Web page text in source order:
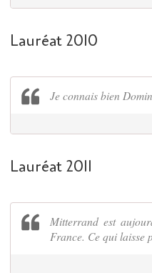
Lauréat 2010
Je connais bien
Lauréat 2011
Mitterrand est
France. Ce qui laisse